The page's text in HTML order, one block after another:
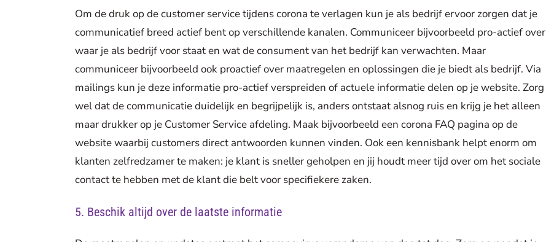
Om de druk op de customer service tijdens corona te verlagen kun je als bedrijf ervoor zorgen dat je
communicatief breed actief bent op verschillende kanalen. Communiceer bijvoorbeeld pro-actief over
waar je als bedrijf voor staat en wat de consument van het bedrijf kan verwachten. Maar
communiceer bijvoorbeeld ook proactief over maatregelen en oplossingen die je biedt als bedrijf. Via
mailings kun je deze informatie pro-actief verspreiden of actuele informatie delen op je website. Zorg
wel dat de communicatie duidelijk en begrijpelijk is, anders ontstaat alsnog ruis en krijg je het alleen
maar drukker op je Customer Service afdeling. Maak bijvoorbeeld een corona FAQ pagina op de
website waarbij customers direct antwoorden kunnen vinden. Ook een kennisbank helpt enorm om
klanten zelfredzamer te maken: je klant is sneller geholpen en jij houdt meer tijd over om het sociale
contact te hebben met de klant die belt voor specifiekere zaken.
5. Beschik altijd over de laatste informatie